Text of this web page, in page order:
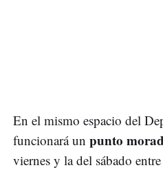
En el mismo espacio del
funcionará un punto
viernes y la del sábado